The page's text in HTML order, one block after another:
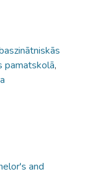
pamatskolā,
and